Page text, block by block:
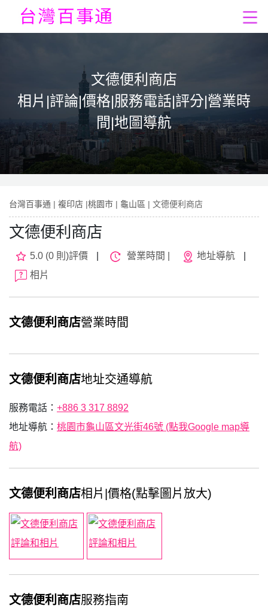
文德便利商店
相片|評論|價格|服務電話|評分|營業時
間|地圖導航
台灣百事通 | 複印店 |桃園市 | 龜山區 | 文德便利商店
文德便利商店
5.0 (0 則)評價 營業時間 | 地址導航
相片
文德便利商店營業時間
文德便利商店地址交通導航
服務電話： +886 3 317 8892
地址導航： 桃園市龜山區文光街46號 (點我Google map導
航)
文德便利商店相片|價格(點擊圖片放大)
文德便利商店服務指南